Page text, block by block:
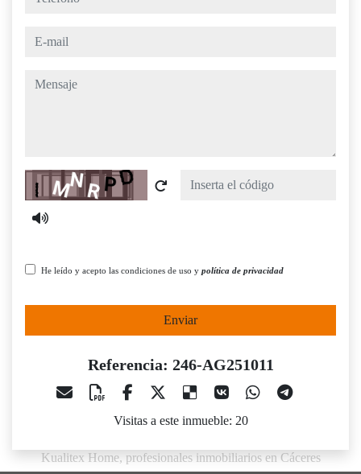
e-mail
mensaje
Captcha
He leído y acepto las condiciones de uso y política de privacidad
Enviar
Referencia: 246-AG251011
Visitas a este inmueble: 20
Kualitex Home, profesionales inmobiliarios en Cáceres